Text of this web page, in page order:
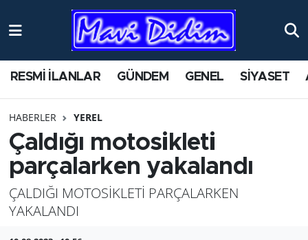
RESMİ İLANLAR GÜNDEM GENEL SİYASET
HABERLER YEREL
Çaldığı motosikleti
parçalarken yakalandı
ÇALDIĞI MOTOSİKLETİ PARÇALARKEN
YAKALANDI
ANTİK YERLER
AYDIN
BİLİM VE TEKNOLOJİ
ÇEVRE
Nöbetçi Eczaneler
Namaz Vakitleri
Trafik Durumu
Süper Lig Puan Durumu ve Fikstür